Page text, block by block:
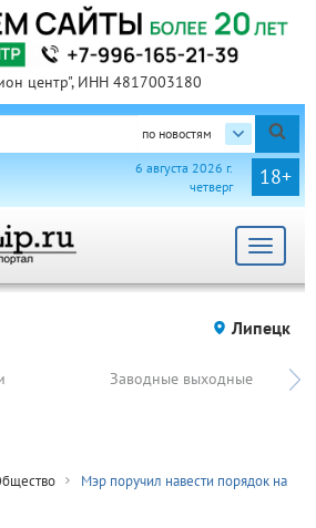
центр", ИНН 4817003180
по новостям
18+
6 августа 2026 г.
четверг
Toggle
Липецк
Заводные выходные
Мэр поручил навести порядок на